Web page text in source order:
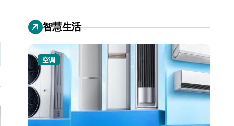
智慧生活
空调